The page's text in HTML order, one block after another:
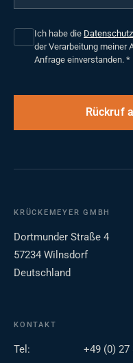
Ich habe die
der Verarbeitung meiner
Anfrage einverstanden. *
Rückruf
KRÜCKEMEYER GMBH
Dortmunder Straße 4
57234 Wilnsdorf
Deutschland
KONTAKT
Tel:
+49 (0) 27